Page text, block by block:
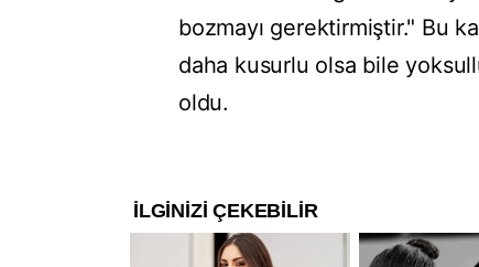
bozmayı gerektirmiştir." Bu
daha kusurlu olsa bile
oldu.